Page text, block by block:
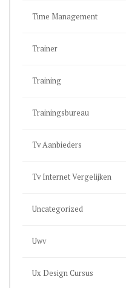
Time Management
Trainer
Training
Trainingsbureau
Tv Aanbieders
Tv Internet Vergelijken
Uncategorized
Uwv
Ux Design Cursus